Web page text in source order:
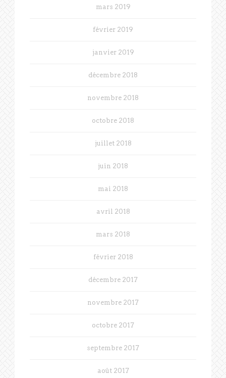
mars 2019
février 2019
janvier 2019
décembre 2018
novembre 2018
octobre 2018
juillet 2018
juin 2018
mai 2018
avril 2018
mars 2018
février 2018
décembre 2017
novembre 2017
octobre 2017
septembre 2017
août 2017